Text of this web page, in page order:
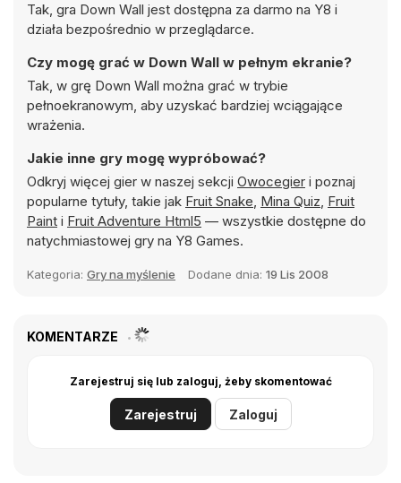
Tak, gra Down Wall jest dostępna za darmo na Y8 i
działa bezpośrednio w przeglądarce.
Czy mogę grać w Down Wall w pełnym ekranie?
Tak, w grę Down Wall można grać w trybie
pełnoekranowym, aby uzyskać bardziej wciągające
wrażenia.
Jakie inne gry mogę wypróbować?
Odkryj więcej gier w naszej sekcji Owocegier i poznaj
popularne tytuły, takie jak Fruit Snake, Mina Quiz, Fruit
Paint i Fruit Adventure Html5 — wszystkie dostępne do
natychmiastowej gry na Y8 Games.
Kategoria: Gry na myślenie Dodane dnia: 19 Lis 2008
KOMENTARZE
Zarejestruj się lub zaloguj, żeby skomentować
Zarejestruj Zaloguj